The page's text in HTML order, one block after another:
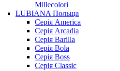
Millecolori
LUBIANA Польща
Серія America
Серія Arcadia
Серія Barilla
Серія Bola
Серія Boss
Серія Classic